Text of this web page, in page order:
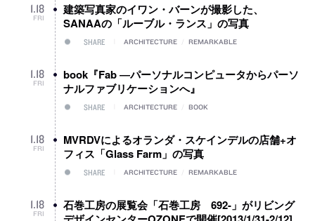
1.18
FRI
建築写真家のイワン・バーンが撮影した、
SANAAの「ルーブル・ランス」の写真
SHARE ARCHITECTURE REMARKABLE
1.18
FRI
book『Fab ―パーソナルコンピュータからパーソ
ナルファブリケーションへ』
SHARE ARCHITECTURE BOOK
1.18
FRI
MVRDVによるオランダ・スケインデルの店舗+オ
フィス「Glass Farm」の写真
SHARE ARCHITECTURE REMARKABLE
1.18
FRI
石巻工房の展覧会「石巻工房 692-」がリビング